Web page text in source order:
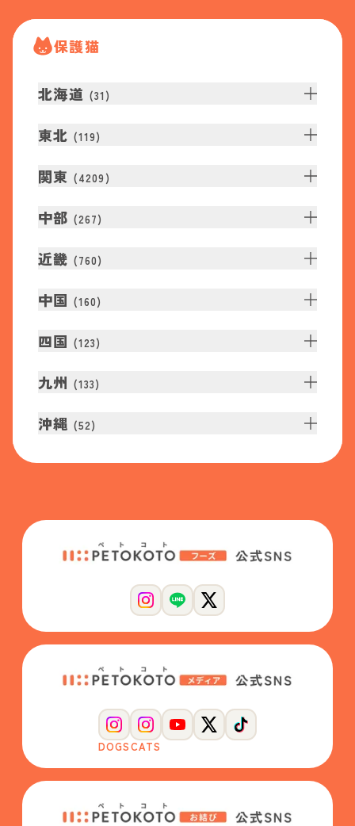
保護猫
北海道 (31 )
東北 (119)
関東 (4209 )
中部 (267)
近畿 (760)
中国 (160)
四国 (123)
九州 (133)
沖縄 (52)
DOGSCATS